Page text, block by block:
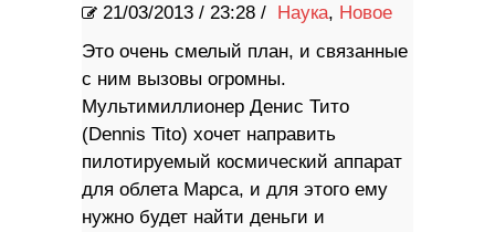
21/03/2013 / 23:28 / Наука, Новое
Это очень смелый план, и связанные
с ним вызовы огромны.
Мультимиллионер Денис Тито
(Dennis Tito) хочет направить
пилотируемый космический аппарат
для облета Марса, и для этого ему
нужно будет найти деньги и